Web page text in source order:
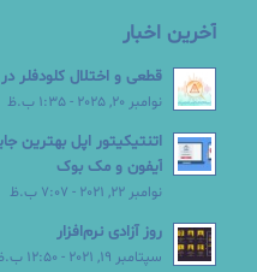
آخرین اخبار
قطعی و اختلال کلودفلر در 27 آبان 1404 (18 نوامبر 2025)
نوامبر 20, 2025 - 1:35 ب.ظ
آیفون و مک بوک
نوامبر 22, 2021 - 7:07 ب.ظ
روز آزادی نرم‌افزار
سپتامبر 19, 2021 - 12:50 ب.ظ